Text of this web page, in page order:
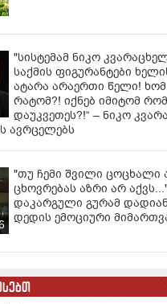
"სისტემამ ნიკო
საქმის ფიგურანტები
ატარა არაერთი წელი!
რატომ?! იქნებ იმიტომ
დაუკვეთეს?!“ – ნიკო
ავრცელებს
"თუ ჩემი შვილი ცოცხალი
ცხოვრებას აზრი არ
დაკარგული გურამ
დედის ემოციური